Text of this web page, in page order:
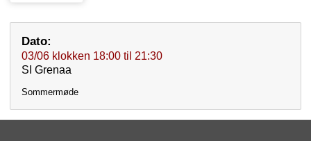
Dato:
03/06 klokken 18:00 til 21:30
SI Grenaa
Sommermøde